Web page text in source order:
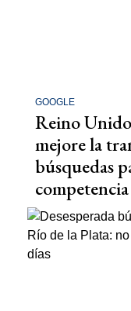
GOOGLE
Reino
mejore la
búsquedas
competencia